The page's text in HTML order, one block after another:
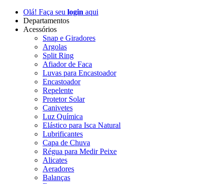
Olá! Faça seu login aqui
Departamentos
Acessórios
Snap e Giradores
Argolas
Split Ring
Afiador de Faca
Luvas para Encastoador
Encastoador
Repelente
Protetor Solar
Canivetes
Luz Química
Elástico para Isca Natural
Lubrificantes
Capa de Chuva
Régua para Medir Peixe
Alicates
Aeradores
Balanças